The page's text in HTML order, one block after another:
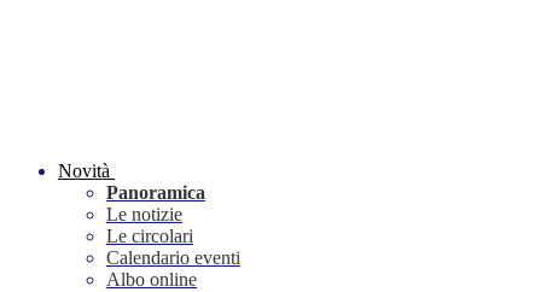
Novità
Panoramica
Le notizie
Le circolari
Calendario eventi
Albo online